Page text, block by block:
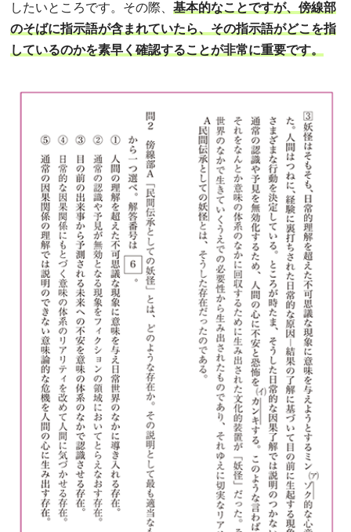
したいところです。その際、基本的なことですが、傍線部
のそばに指示語が含まれていたら、その指示語がどこを指
しているのかを素早く確認することが非常に重要です。